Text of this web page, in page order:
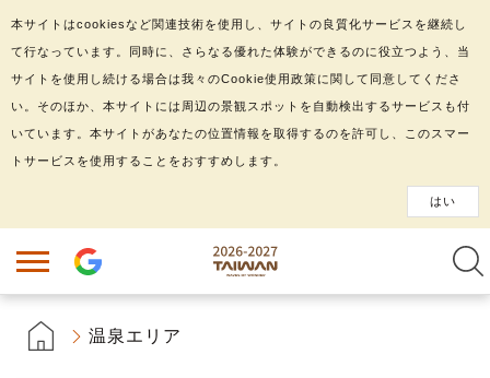
温泉エリア
本サイトはcookiesなど関連技術を使用し、サイトの良質化サービスを継続し
て行なっています。同時に、さらなる優れた体験ができるのに役立つよう、当
サイトを使用し続ける場合は我々のCookie使用政策に関して同意してくださ
い。そのほか、本サイトには周辺の景観スポットを自動検出するサービスも付
いています。本サイトがあなたの位置情報を取得するのを許可し、このスマー
トサービスを使用することをおすすめします。
はい